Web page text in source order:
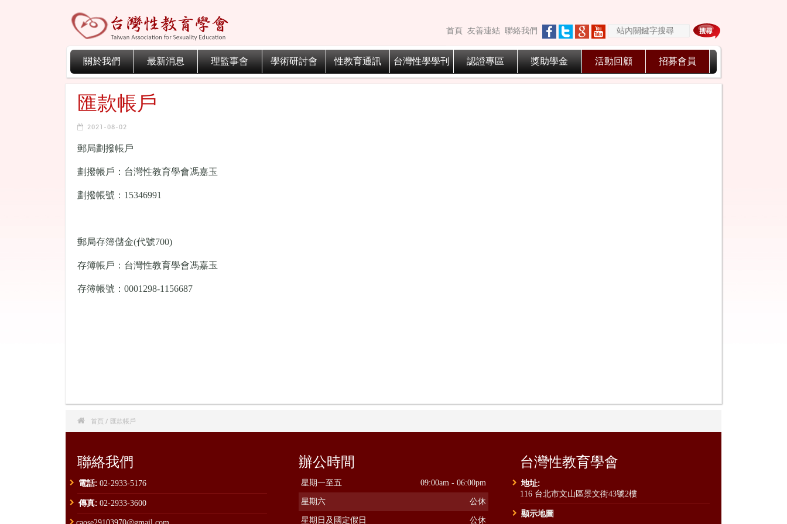
首頁 友善連結 聯絡我們
關於我們 最新消息 理監事會 學術研討會 性教育通訊 台灣性學學刊 認證專區 獎助學金 活動回顧 招募會員
匯款帳戶
2021-08-02
郵局劃撥帳戶
劃撥帳戶：台灣性教育學會馮嘉玉
劃撥帳號：15346991
郵局存簿儲金(代號700)
存簿帳戶：台灣性教育學會馮嘉玉
存簿帳號：0001298-1156687
 首頁 / 匯款帳戶
聯絡我們
電話: 02-2933-5176
傳真: 02-2933-3600
辦公時間
星期一至五 09:00am - 06:00pm
星期六 公休
星期日及國定假日 公休
台灣性教育學會
地址:
116 台北市文山區景文街43號2樓
顯示地圖